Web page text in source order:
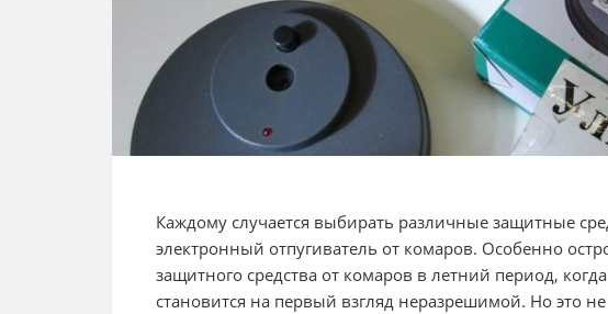
Каждому случается выбирать различные защитные
электронный отпугиватель от комаров. Особенно
защитного средства от комаров в летний период,
становится на первый взгляд неразрешимой. Но это